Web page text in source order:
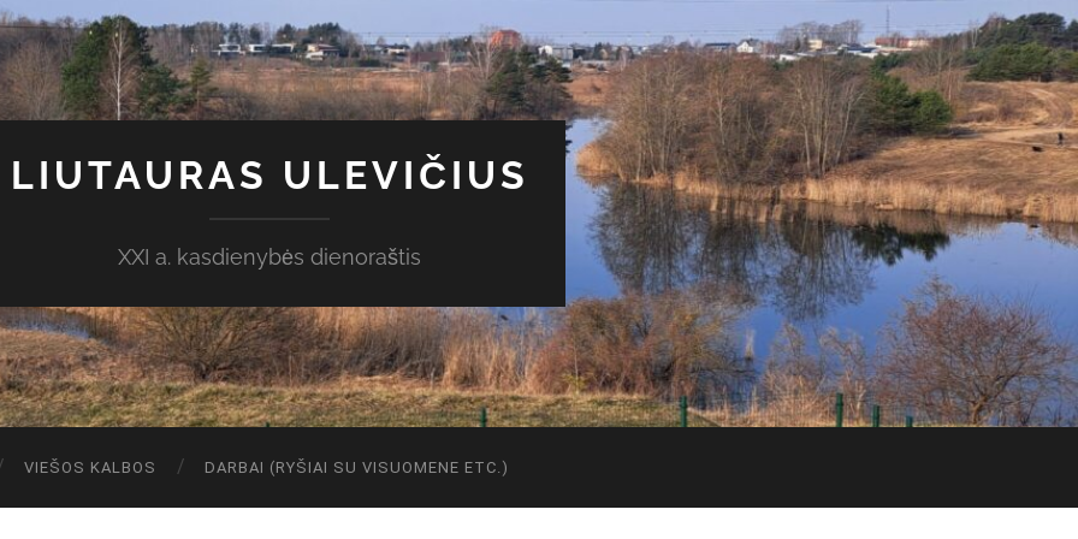
LIUTAURAS ULEVIČIUS
XXI a. kasdienybės dienoraštis
VIEŠOS KALBOS DARBAI (RYŠIAI SU VISUOMENE ETC.)